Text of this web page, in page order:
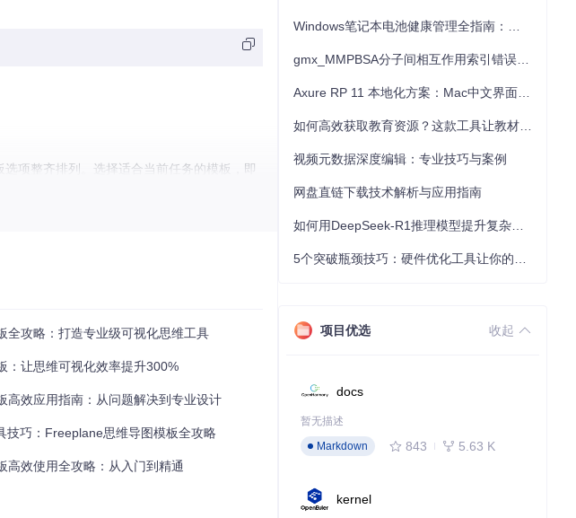
项整齐排列。选择适合当前任务的模板，即
总有一款模板能完美适配你的需求。
raw/d1cf7cecef7fcae71e815045b3008c1
晰展现需求与实现的对应关系。
全攻略：打造专业级可视化思维工具
：让思维可视化效率提升300%
高效应用指南：从问题解决到专业设计
技巧：Freeplane思维导图模板全攻略
高效使用全攻略：从入门到精通
视频元数据深度编辑：专业技巧与案例
网盘直链下载技术解析与应用指南
项目优选 收起
docs
暂无描述
Markdown
843 5.63 K
kernel